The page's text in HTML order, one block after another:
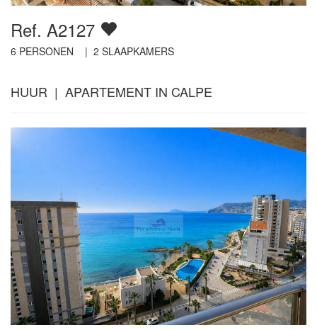
Ref. A2127
6 PERSONEN | 2 SLAAPKAMERS
HUUR | APARTEMENT IN CALPE